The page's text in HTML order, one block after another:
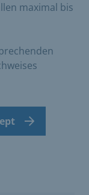
maximal bis